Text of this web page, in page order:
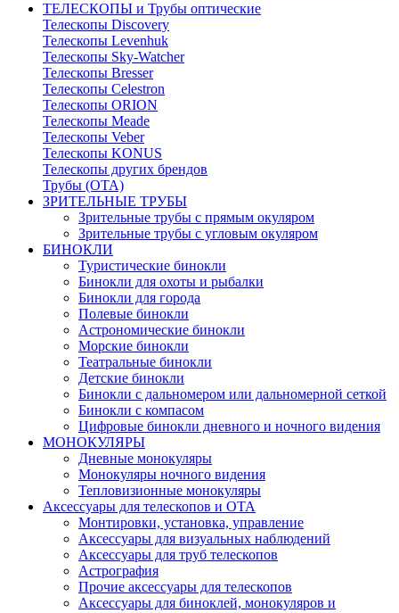
ТЕЛЕСКОПЫ и Трубы оптические
Телескопы Discovery
Телескопы Levenhuk
Телескопы Sky-Watcher
Телескопы Bresser
Телескопы Celestron
Телескопы ORION
Телескопы Meade
Телескопы Veber
Телескопы KONUS
Телескопы других брендов
Трубы (ОТА)
ЗРИТЕЛЬНЫЕ ТРУБЫ
Зрительные трубы с прямым окуляром
Зрительные трубы с угловым окуляром
БИНОКЛИ
Туристические бинокли
Бинокли для охоты и рыбалки
Бинокли для города
Полевые бинокли
Астрономические бинокли
Морские бинокли
Театральные бинокли
Детские бинокли
Бинокли с дальномером или дальномерной сеткой
Бинокли с компасом
Цифровые бинокли дневного и ночного видения
МОНОКУЛЯРЫ
Дневные монокуляры
Монокуляры ночного видения
Тепловизионные монокуляры
Аксессуары для телескопов и ОТА
Монтировки, установка, управление
Аксессуары для визуальных наблюдений
Аксессуары для труб телескопов
Астрография
Прочие аксессуары для телескопов
Аксессуары для биноклей, монокуляров и